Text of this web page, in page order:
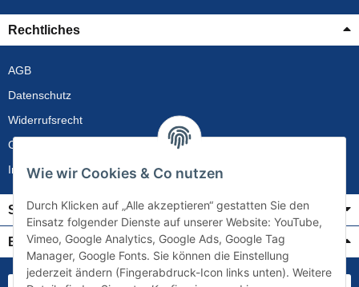
Rechtliches
AGB
Datenschutz
Widerrufsrecht
Gewährleistung
Impressum
Service
Bezahlung & Versand
Wie wir Cookies & Co nutzen
Durch Klicken auf „Alle akzeptieren“ gestatten Sie den
Einsatz folgender Dienste auf unserer Website: YouTube,
Vimeo, Google Analytics, Google Ads, Google Tag
Manager, Google Fonts. Sie können die Einstellung
jederzeit ändern (Fingerabdruck-Icon links unten). Weitere